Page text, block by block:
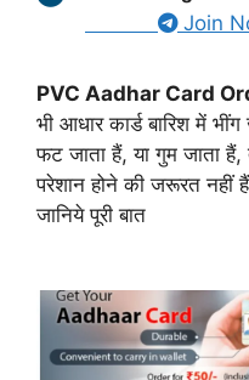
Join
PVC Aadhar Card
भी आधार कार्ड बारिश में
फट जाता हैं, या गुम जाता
परेशान होने की जरूरत
जानिये पूरी बात